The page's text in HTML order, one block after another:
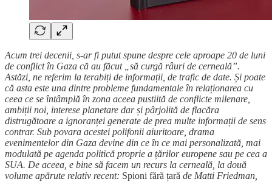
Acum trei decenii, s-ar fi putut spune despre cele aproape 20 de luni
de conflict în Gaza că au făcut „să curgă râuri de cerneală”.
Astăzi, ne referim la terabiți de informații, de trafic de date. Și poate
că asta este una dintre probleme fundamentale în relaționarea cu
ceea ce se întâmplă în zona aceea pustiită de conflicte milenare,
ambiții noi, interese planetare dar și pârjolită de flacăra
distrugătoare a ignoranței generate de prea multe informații de sens
contrar. Sub povara acestei polifonii aiuritoare, drama
evenimentelor din Gaza devine din ce în ce mai personalizată, mai
modulată pe agenda politică proprie a țărilor europene sau pe cea a
SUA. De aceea, e bine să facem un recurs la cerneală, la două
volume apărute relativ recent: Spioni fără țară de Matti Friedman,